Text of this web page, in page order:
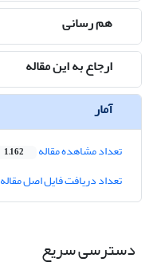
هم رسانی
ارجاع به این مقاله
آمار
تعداد مشاهده مقاله 1,162
تعداد دریافت فایل اصل مقاله
دسترسی سریع